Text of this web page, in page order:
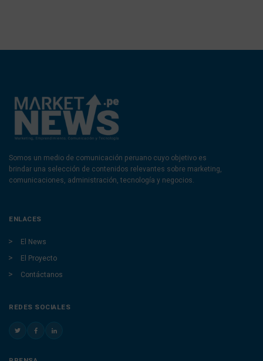
Somos un medio de comunicación peruano cuyo objetivo es
brindar una selección de contenidos relevantes sobre marketing,
comunicaciones, administración, tecnología y negocios.
ENLACES
El News
El Proyecto
Contáctanos
REDES SOCIALES